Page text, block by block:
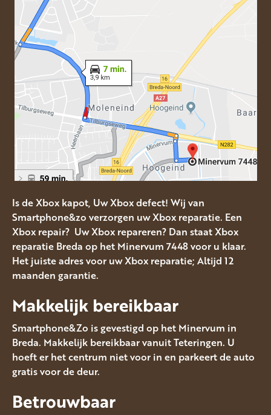
Is de Xbox kapot, Uw Xbox defect! Wij van
Smartphone&zo verzorgen uw Xbox reparatie. Een
Xbox repair? Uw Xbox repareren? Dan staat Xbox
reparatie Breda op het Minervum 7448 voor u klaar.
Het juiste adres voor uw Xbox reparatie; Altijd 12
maanden garantie.
Makkelijk bereikbaar
Smartphone&Zo is gevestigd op het Minervum in
Breda. Makkelijk bereikbaar vanuit Teteringen. U
hoeft er het centrum niet voor in en parkeert de auto
gratis voor de deur.
Betrouwbaar